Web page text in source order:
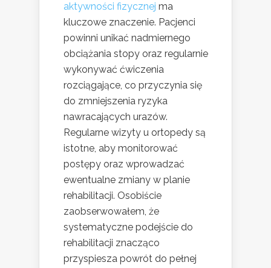
aktywności fizycznej ma
kluczowe znaczenie. Pacjenci
powinni unikać nadmiernego
obciążania stopy oraz regularnie
wykonywać ćwiczenia
rozciągające, co przyczynia się
do zmniejszenia ryzyka
nawracających urazów.
Regularne wizyty u ortopedy są
istotne, aby monitorować
postępy oraz wprowadzać
ewentualne zmiany w planie
rehabilitacji. Osobiście
zaobserwowałem, że
systematyczne podejście do
rehabilitacji znacząco
przyspiesza powrót do pełnej